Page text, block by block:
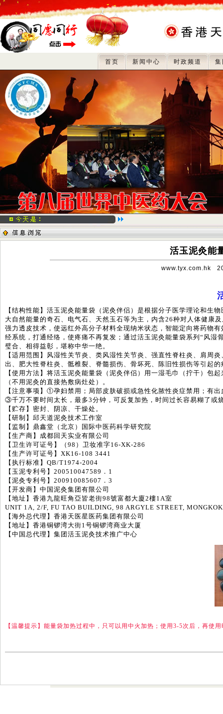
首页 新闻中心 时政频道
活玉泥灸能
www.tyx.com.hk
【结构性能】活玉泥灸能量袋（泥灸伴侣）是根据分子医学理论和生
大自然能量的奇石、电气石、天然玉石等为主，内含26种对人体健康
强力透皮技术，使远红外高分子材料全现纳米状态，智能定向将药物
经系统，打通经络，使疼痛不再复发；通过活玉泥灸能量袋系列“风湿
璧合、相得益彰，堪称中华一绝。
【适用范围】风湿性关节炎、类风湿性关节炎、强直性脊柱炎、肩周
出、肥大性脊柱炎、骶椎裂、脊髓损伤、骨坏死、陈旧性损伤等引起
【使用方法】将活玉泥灸能量袋（泥灸伴侣）用一湿毛巾（拧干）包
（不用泥灸的直接热敷病灶处）。
【注意事项】①孕妇禁用；局部皮肤破损或急性化脓性炎症禁用；有
③千万不要时间太长，最多3分钟，可反复加热，时间过长容易糊了或
【贮存】密封、阴凉、干燥处。
【研制】邱天道泥灸技术工作室
【监制】鼎鑫堂（北京）国际中医药科学研究院
【生产商】成都回天实业有限公司
【卫生许可证号】（98）卫妆准字16-XK-286
【生产许可证号】XK16-108 3441
【执行标准】QB/T1974-2004
【玉泥专利号】200510047589．1
【泥灸专利号】200910085607．3
【开发商】中国泥灸集团有限公司
【地址】香港九龍旺角亞皆老街98號富都大廈2樓1A室
UNIT 1A, 2/F, FU TAO BUILDING, 98 ARGYLE STREET,
【海外总代理】香港天医星医药集团有限公司
【地址】香港铜锣湾大街1号铜锣湾商业大厦
【中国总代理】集团活玉泥灸技术推广中心
【温馨提示】能量袋加热过程中，只可以用中火加热；使用3-5次后，再使